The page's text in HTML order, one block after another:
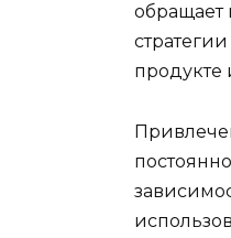
обращает
продукте